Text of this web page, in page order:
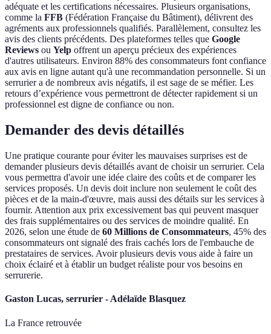
adéquate et les certifications nécessaires. Plusieurs organisations,
comme la FFB (Fédération Française du Bâtiment), délivrent des
agréments aux professionnels qualifiés. Parallèlement, consultez les
avis des clients précédents. Des plateformes telles que Google
Reviews ou Yelp offrent un aperçu précieux des expériences
d'autres utilisateurs. Environ 88% des consommateurs font confiance
aux avis en ligne autant qu'à une recommandation personnelle. Si un
serrurier a de nombreux avis négatifs, il est sage de se méfier. Les
retours d’expérience vous permettront de détecter rapidement si un
professionnel est digne de confiance ou non.
Demander des devis détaillés
Une pratique courante pour éviter les mauvaises surprises est de
demander plusieurs devis détaillés avant de choisir un serrurier. Cela
vous permettra d'avoir une idée claire des coûts et de comparer les
services proposés. Un devis doit inclure non seulement le coût des
pièces et de la main-d'œuvre, mais aussi des détails sur les services à
fournir. Attention aux prix excessivement bas qui peuvent masquer
des frais supplémentaires ou des services de moindre qualité. En
2026, selon une étude de 60 Millions de Consommateurs, 45% des
consommateurs ont signalé des frais cachés lors de l'embauche de
prestataires de services. Avoir plusieurs devis vous aide à faire un
choix éclairé et à établir un budget réaliste pour vos besoins en
serrurerie.
Gaston Lucas, serrurier - Adélaïde Blasquez
La France retrouvée